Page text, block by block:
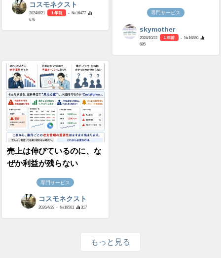
コスモネクスト
2024/8/21 1 年前
- №16477
676
専門サービス
skymother
2024/10/22 1 年前
- №16880
685
売上は伸びているのに、な
ぜか利益が残らない
専門サービス
コスモネクスト
2026/4/29 - №19561 317
もっと見る